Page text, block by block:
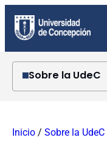
contenido
Sobre la UdeC
Campus
Inicio / Sobre la UdeC